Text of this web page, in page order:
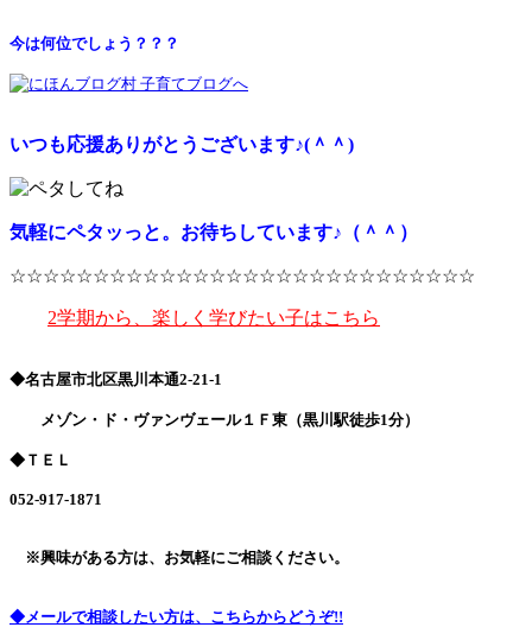
今は何位でしょう？？？
いつも応援ありがとうございます♪(＾＾)
気軽にペタッっと。お待ちしています♪（＾＾）
☆☆☆☆☆☆☆☆☆☆☆☆☆☆☆☆☆☆☆☆☆☆☆☆☆☆☆☆
2学期から、楽しく学びたい子はこちら
◆名古屋市北区黒川本通2-21-1
メゾン・ド・ヴァンヴェール１Ｆ東（黒川駅徒歩1分）
◆ＴＥＬ
052-917-1871
※興味がある方は、お気軽にご相談ください。
◆メールで相談したい方は、こちらからどうぞ!!